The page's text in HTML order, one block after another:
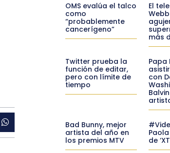
OMS evalúa el talco
como
“probablemente
cancerígeno”
El
más
Twitter prueba la
función de editar,
pero con límite de
tiempo
Papa
con
Bad Bunny, mejor
artista del año en
los premios MTV
de